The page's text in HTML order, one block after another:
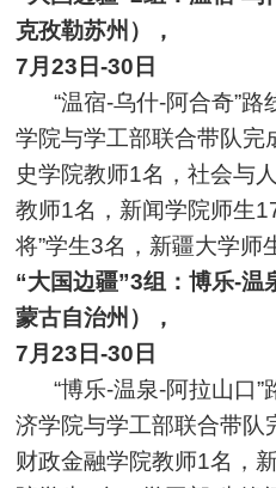
克孜勒苏州），
7月23日-30日
“温宿-乌什-阿合奇”
学院与学工部联合带队完
史学院教师1名，社会与
教师1名，新闻学院师生
将”学生3名，新疆大学师
“大国边疆”3组：博乐-温
蒙古自治州），
7月23日-30日
“博乐-温泉-阿拉山口
济学院与学工部联合带队
财政金融学院教师1名，